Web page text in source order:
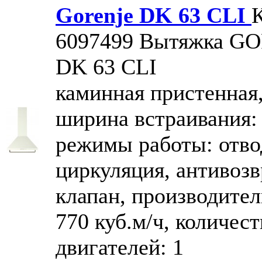
Gorenje DK 63 CLI
6097499 Вытяжка
DK 63 CLI
каминная
ширина
режимы работы:
циркуляция,
клапан,
770 куб.м/ч,
двигателей: 1